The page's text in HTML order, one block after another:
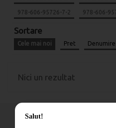
978-606-95726-7-2 978-606-
Sortare
Cele mai noi Pret Denumire
Nici un rezultat
Salut!